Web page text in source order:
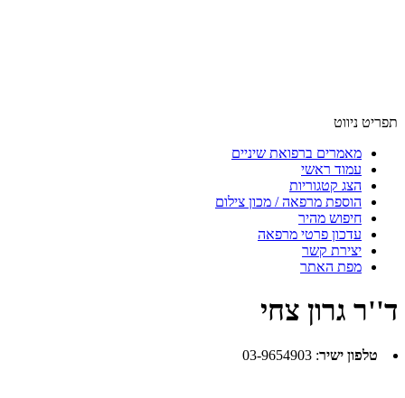
תפריט ניווט
מאמרים ברפואת שיניים
עמוד ראשי
הצג קטגוריות
הוספת מרפאה / מכון צילום
חיפוש מהיר
עדכון פרטי מרפאה
יצירת קשר
מפת האתר
ד''ר גרון צחי
טלפון ישיר:
03-9654903